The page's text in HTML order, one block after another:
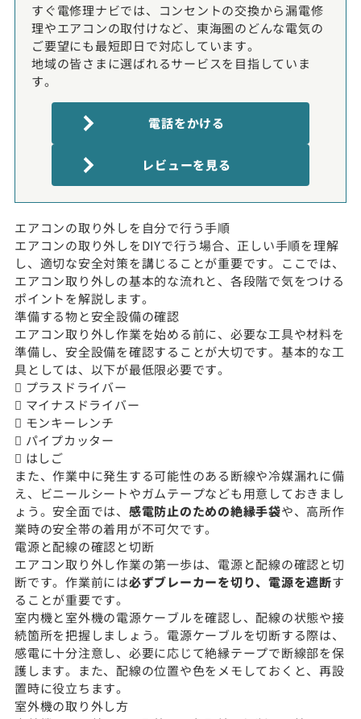
すぐ電修理ナビでは、コンセントの交換から漏電修
理やエアコンの取付けなど、東海圏のどんな電気の
ご要望にも最短即日で対応しています。
地域の皆さまに選ばれるサービスを目指していま
す。
電話をかける
レビューを見る
エアコンの取り外しを自分で行う手順
エアコンの取り外しをDIYで行う場合、正しい手順を理解
し、適切な安全対策を講じることが重要です。ここでは、
エアコン取り外しの基本的な流れと、各段階で気をつける
ポイントを解説します。
準備する物と安全設備の確認
エアコン取り外し作業を始める前に、必要な工具や材料を
準備し、安全設備を確認することが大切です。基本的な工
具としては、以下が最低限必要です。
 プラスドライバー
 マイナスドライバー
 モンキーレンチ
 パイプカッター
 はしご
また、作業中に発生する可能性のある断線や冷媒漏れに備
え、ビニールシートやガムテープなども用意しておきまし
ょう。安全面では、 感電防止のための絶縁手袋や、高所作
業時の安全帯の着用が不可欠です。
電源と配線の確認と切断
エアコン取り外し作業の第一歩は、電源と配線の確認と切
断です。作業前には必ずブレーカーを切り、電源を遮断す
ることが重要です。
室内機と室外機の電源ケーブルを確認し、配線の状態や接
続箇所を把握しましょう。電源ケーブルを切断する際は、
感電に十分注意し、必要に応じて絶縁テープで断線部を保
護します。また、配線の位置や色をメモしておくと、再設
置時に役立ちます。
室外機の取り外し方